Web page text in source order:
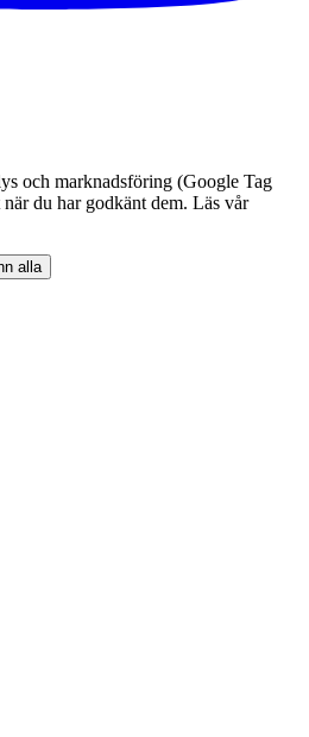
och marknadsföring (Google Tag
du har godkänt dem. Läs vår
alla